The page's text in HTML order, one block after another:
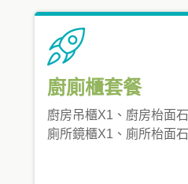
廚廁櫃套餐
廚房吊櫃X1、廚房枱面
廁所鏡櫃X1、廁所枱面